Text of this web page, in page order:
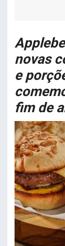
novas
e
fim de